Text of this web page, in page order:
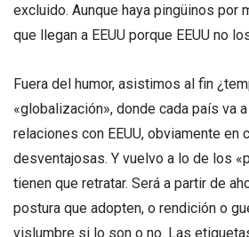
excluido. Aunque haya pingüinos por
que llegan a EEUU porque EEUU no
Fuera del humor, asistimos al fin
«globalización», donde cada país va
relaciones con EEUU, obviamente en
desventajosas. Y vuelvo a lo de los
tienen que retratar. Será a partir de
postura que adopten, o rendición o
vislumbre si lo son o no. Las